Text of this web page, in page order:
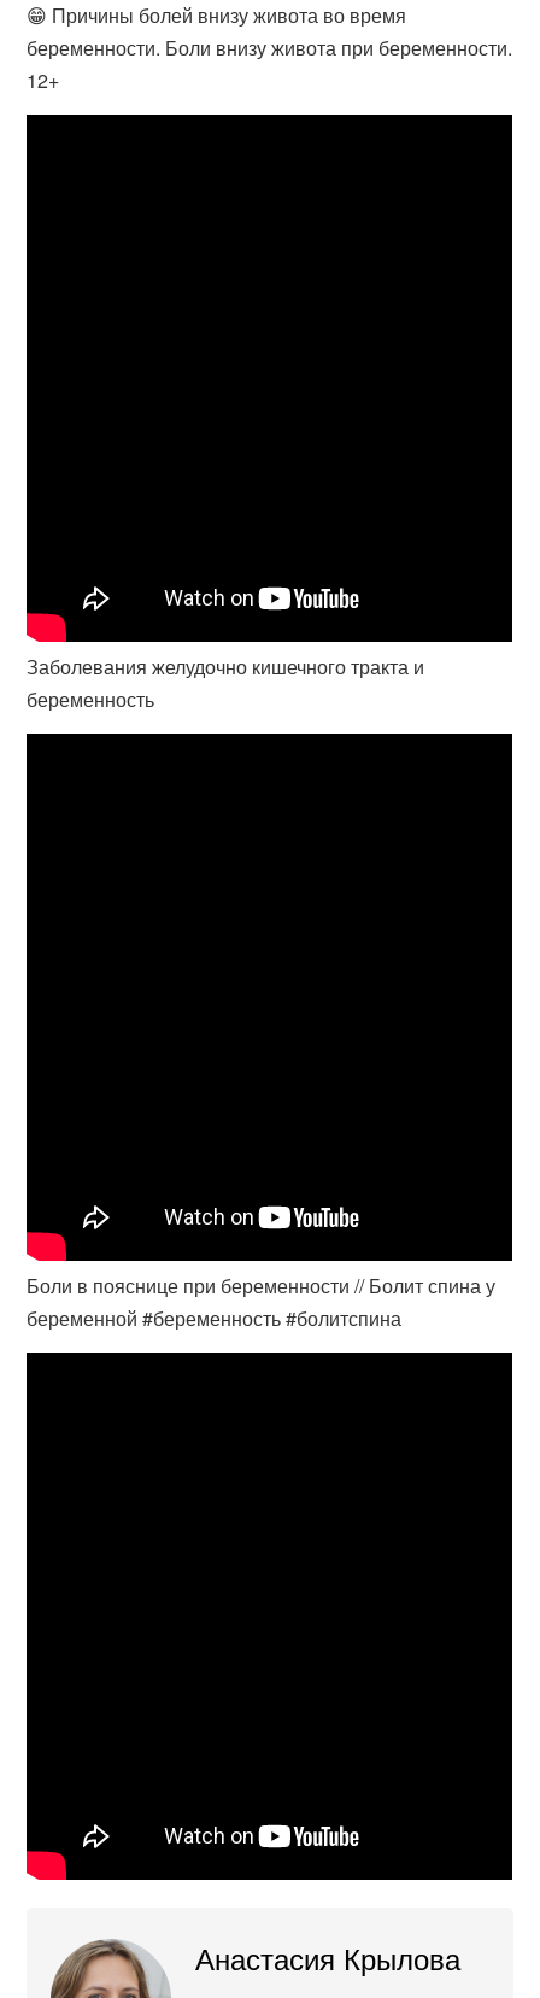
😁 Причины болей внизу живота во время
беременности. Боли внизу живота при беременности.
12+
Заболевания желудочно кишечного тракта и
беременность
Боли в пояснице при беременности // Болит спина у
беременной #беременность #болитспина
Анастасия Крылова